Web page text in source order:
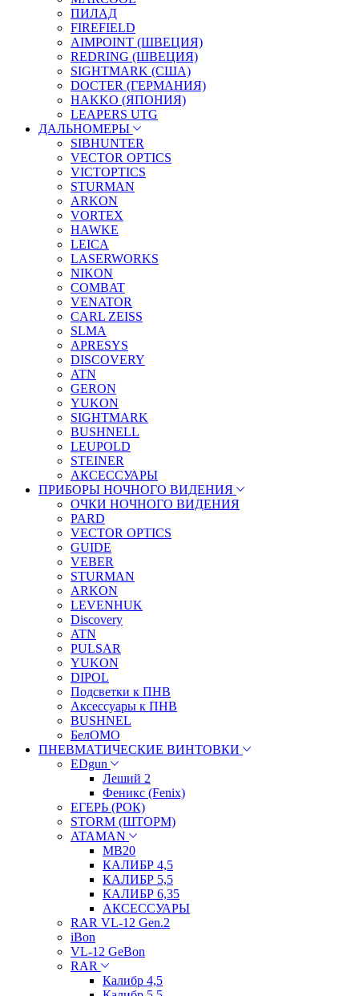
ПИЛАД
FIREFIELD
AIMPOINT (ШВЕЦИЯ)
REDRING (ШВЕЦИЯ)
SIGHTMARK (США)
DOCTER (ГЕРМАНИЯ)
HAKKO (ЯПОНИЯ)
LEAPERS UTG
ДАЛЬНОМЕРЫ
SIBHUNTER
VECTOR OPTICS
VICTOPTICS
STURMAN
ARKON
VORTEX
HAWKE
LEICA
LASERWORKS
NIKON
COMBAT
VENATOR
CARL ZEISS
SLMA
APRESYS
DISCOVERY
ATN
GERON
YUKON
SIGHTMARK
BUSHNELL
LEUPOLD
STEINER
АКСЕССУАРЫ
ПРИБОРЫ НОЧНОГО ВИДЕНИЯ
ОЧКИ НОЧНОГО ВИДЕНИЯ
PARD
VECTOR OPTICS
GUIDE
VEBER
STURMAN
ARKON
LEVENHUK
Discovery
ATN
PULSAR
YUKON
DIPOL
Подсветки к ПНВ
Аксессуары к ПНВ
BUSHNEL
БелОМО
ПНЕВМАТИЧЕСКИЕ ВИНТОВКИ
EDgun
Леший 2
Феникс (Fenix)
ЕГЕРЬ (РОК)
STORM (ШТОРМ)
ATAMAN
МВ20
КАЛИБР 4,5
КАЛИБР 5,5
КАЛИБР 6,35
АКСЕССУАРЫ
RAR VL-12 Gen.2
iBon
VL-12 GeBon
RAR
Калибр 4,5